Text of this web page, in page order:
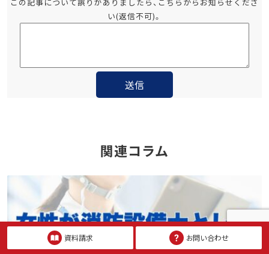
い(返信不可)。
関連コラム
資料請求 お問い合わせ